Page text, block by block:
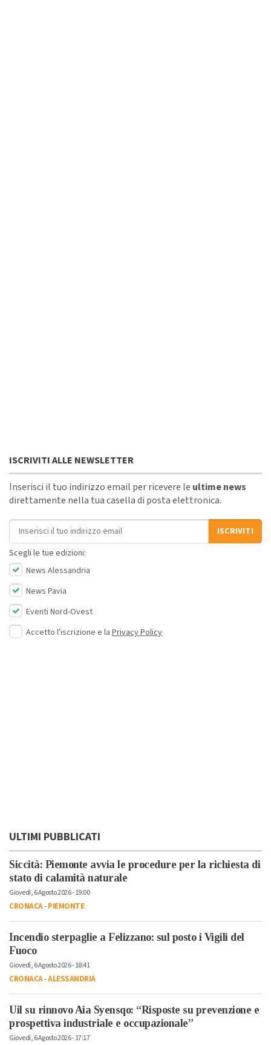
ISCRIVITI ALLE NEWSLETTER
Inserisci il tuo indirizzo email per ricevere le ultime news
direttamente nella tua casella di posta elettronica.
Indirizzo email
ISCRIVITI
Scegli le tue edizioni:
News Alessandria
News Pavia
Eventi Nord-Ovest
Accetto l'iscrizione e la Privacy Policy
ULTIMI PUBBLICATI
Siccità: Piemonte avvia le procedure per la richiesta di
stato di calamità naturale
Giovedì, 6 Agosto 2026 - 19:00
CRONACA-PIEMONTE
Incendio sterpaglie a Felizzano: sul posto i Vigili del
Fuoco
Giovedì, 6 Agosto 2026 - 18:41
CRONACA-ALESSANDRIA
Uil su rinnovo Aia Syensqo: “Risposte su prevenzione e
prospettiva industriale e occupazionale”
Giovedì, 6 Agosto 2026 - 17:17